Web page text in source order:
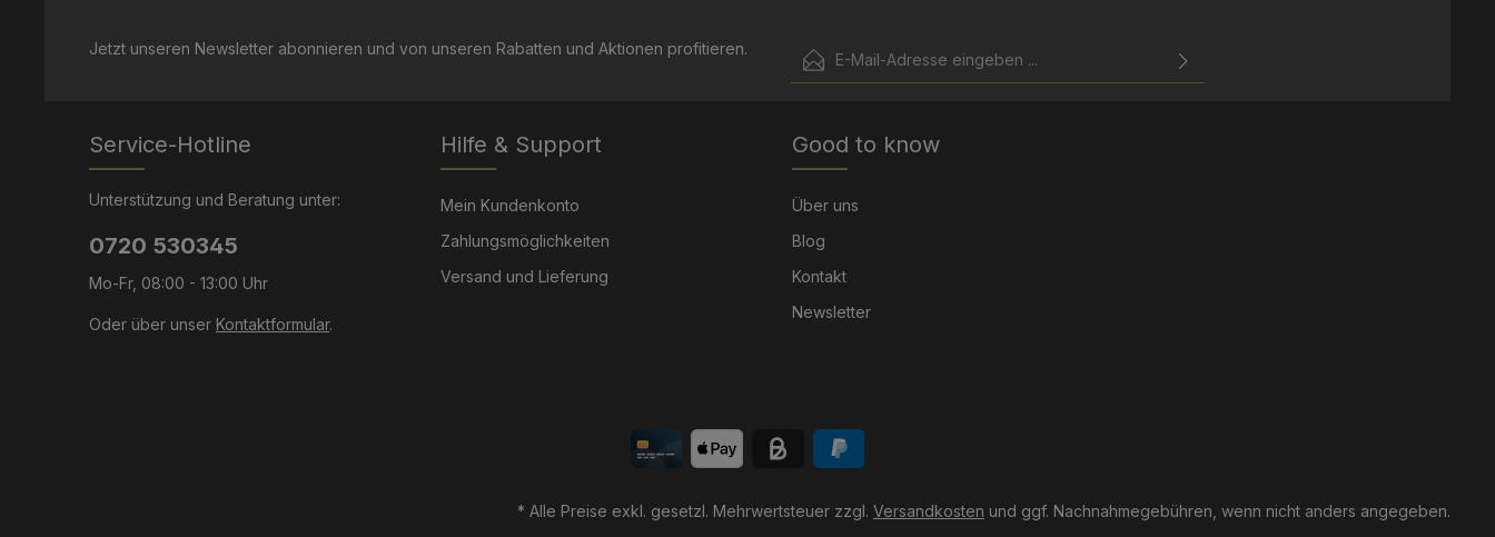
Jetzt unseren Newsletter abonnieren und von unseren Rabatten und Aktionen profitieren. E-Mail-Adresse*
einverstanden.
Pflichtfelder.
Service-Hotline
Unterstützung und Beratung unter:
0720 530345
Mo-Fr, 08:00 - 13:00 Uhr
Oder über unser Kontaktformular.
Hilfe & Support
Mein Kundenkonto
Zahlungsmöglichkeiten
Versand und Lieferung
Good to know
Über uns
Blog
Kontakt
Newsletter
* Alle Preise exkl. gesetzl. Mehrwertsteuer zzgl. Versandkosten und ggf. Nachnahmegebühren, wenn nicht anders angegeben.